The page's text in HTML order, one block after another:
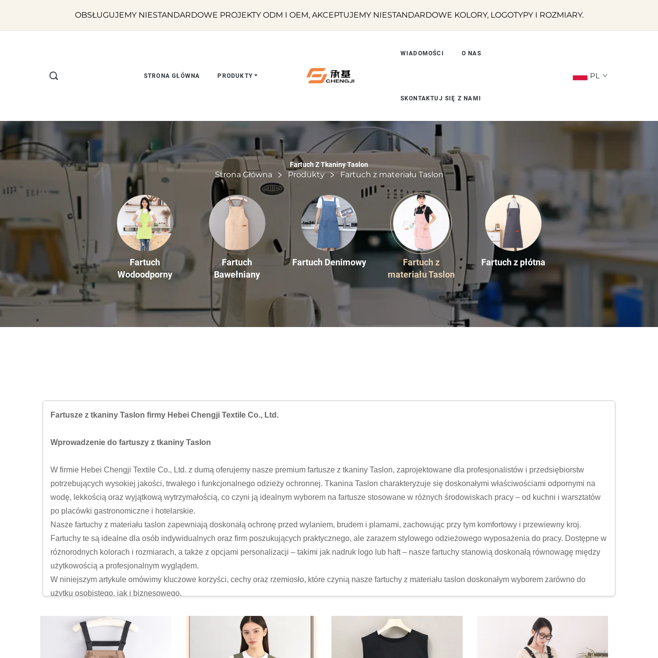
OBSŁUGUJEMY NIESTANDARDOWE PROJEKTY ODM I OEM, AKCEPTUJEMY NIESTANDARDOWE KOLORY, LOGOTYPY I ROZMIARY.
STRONA GŁÓWNA PRODUKTY
WIADOMOŚCI O NAS
SKONTAKTUJ SIĘ Z NAMI
PL
Fartuch Z Tkaniny Taslon
Strona Główna Produkty Fartuch z materiału Taslon
Fartuch
Wodoodporny
Fartuch
Bawełniany
Fartuch Denimowy
Fartuch z
materiału Taslon
Fartuch z płótna
Fartusze z tkaniny Taslon firmy Hebei Chengji Textile Co., Ltd.
Wprowadzenie do fartuszy z tkaniny Taslon
W firmie Hebei Chengji Textile Co., Ltd. z dumą oferujemy nasze premium fartusze z tkaniny Taslon, zaprojektowane dla profesjonalistów i przedsiębiorstw
potrzebujących wysokiej jakości, trwałego i funkcjonalnego odzieży ochronnej. Tkanina Taslon charakteryzuje się doskonałymi właściwościami odpornymi na
wodę, lekkością oraz wyjątkową wytrzymałością, co czyni ją idealnym wyborem na fartusze stosowane w różnych środowiskach pracy – od kuchni i warsztatów
po placówki gastronomiczne i hotelarskie.
Nasze fartuchy z materiału taslon zapewniają doskonałą ochronę przed wylaniem, brudem i plamami, zachowując przy tym komfortowy i przewiewny kroj.
Fartuchy te są idealne dla osób indywidualnych oraz firm poszukujących praktycznego, ale zarazem stylowego odzieżowego wyposażenia do pracy. Dostępne w
różnorodnych kolorach i rozmiarach, a także z opcjami personalizacji – takimi jak nadruk logo lub haft – nasze fartuchy stanowią doskonałą równowagę między
użytkowością a profesjonalnym wyglądem.
W niniejszym artykule omówimy kluczowe korzyści, cechy oraz rzemiosło, które czynią nasze fartuchy z materiału taslon doskonałym wyborem zarówno do
użytku osobistego, jak i biznesowego.
Główne zalety fartuchów z materiału taslon